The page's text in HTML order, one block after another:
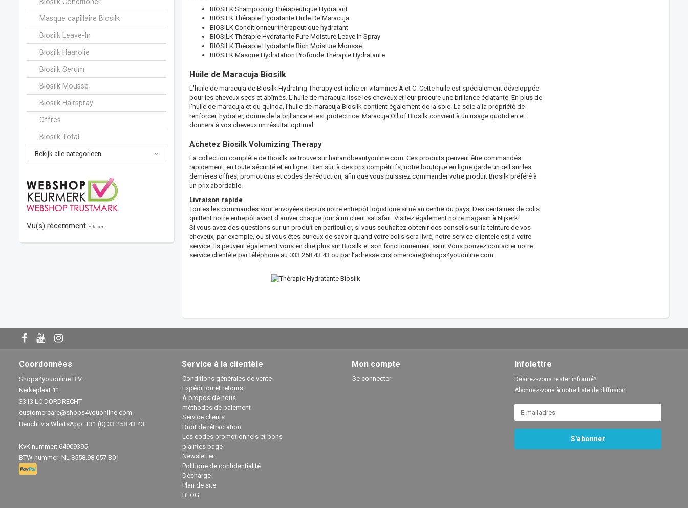
Masque capillaire Biosilk
Biosilk Leave-In
Biosilk Haarolie
Biosilk Serum
Biosilk Mousse
Biosilk Hairspray
Offres
Biosilk Total
Bekijk alle categorieen
Vu(s) récemment Effacer
BIOSILK Shampooing Thérapeutique Hydratant
BIOSILK Thérapie Hydratante Huile De Maracuja
BIOSILK Conditionneur thérapeutique hydratant
BIOSILK Thérapie Hydratante Pure Moisture Leave In Spray
BIOSILK Thérapie Hydratante Rich Moisture Mousse
BIOSILK Masque Hydratation Profonde Thérapie Hydratante
Huile de Maracuja Biosilk
L'huile de maracuja de Biosilk Hydrating Therapy est riche en vitamines A et C. Cette huile est spécialement développée
pour les cheveux secs et abîmés. L'huile de maracuja lisse les cheveux et leur procure une brillance éclatante. En plus de
l'huile de maracuja et du quinoa, l'huile de maracuja Biosilk contient également de la soie. La soie a la propriété de
renforcer, hydrater, donne de la brillance et est protectrice. Maracuja Oil of Biosilk convient à un usage quotidien et
donnera à vos cheveux un résultat optimal.
Achetez Biosilk Volumizing Therapy
La collection complète de Biosilk se trouve sur hairandbeautyonline.com. Ces produits peuvent être commandés
rapidement, en toute sécurité et en ligne. Bien sûr, à des prix compétitifs, notre boutique en ligne garde un œil sur les
dernières offres, promotions et codes de réduction, afin que vous puissiez commander votre produit Biosilk préféré à
un prix abordable.
Livraison rapide
Toutes les commandes sont envoyées depuis notre entrepôt logistique situé au centre du pays. Des centaines de colis
quittent notre entrepôt avant d'arriver chaque jour à un client satisfait. Visitez également notre magasin à Nijkerk!
Si vous avez des questions sur un produit en particulier, si vous souhaitez obtenir des conseils sur la teinture de vos
cheveux, par exemple, ou si vous êtes curieux de savoir quand votre colis sera livré, notre service clientèle est à votre
service. Ils peuvent également vous en dire plus sur Biosilk et son fonctionnement sain! Vous pouvez contacter notre
service clientèle par téléphone au 033 258 43 43 ou par l’adresse customercare@shops4youonline.com.
Coordonnées
Shops4youonline B.V.
Kerkeplaat 11
3313 LC DORDRECHT
customercare@shops4youonline.com
Bericht via WhatsApp: +31 (0) 33 258 43 43
KvK nummer: 64909395
BTW nummer: NL 8558.98.057.B01
Service à la clientèle
Conditions générales de vente
Expédition et retours
A propos de nous
méthodes de paiement
Service clients
Droit de rétractation
Les codes promotionnels et bons
plaintes page
Newsletter
Politique de confidentialité
Décharge
Plan de site
BLOG
Mon compte
Se connecter
Infolettre
Désirez-vous rester informé?
Abonnez-vous à notre liste de diffusion:
S'abonner